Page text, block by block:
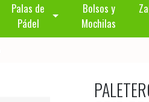
Palas de
Pádel
Bolsos y
Mochilas